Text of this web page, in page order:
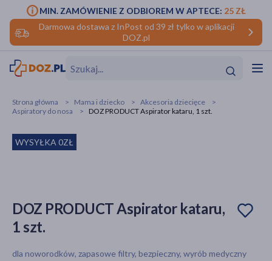
Darmowa dostawa z InPost od 39 zł tylko w aplikacji
DOZ.pl
MIN. ZAMÓWIENIE Z ODBIOREM W APTECE: 25 ZŁ
Hit
makijażu
Strona główna Mama i dziecko
Akcesoria dziecięce
Aspiratory do nosa
DOZ PRODUCT Aspirator kataru, 1 szt.
WYSYŁKA 0ZŁ
DOZ PRODUCT Aspirator kataru,
1 szt.
dla noworodków, zapasowe filtry, bezpieczny, wyrób medyczny